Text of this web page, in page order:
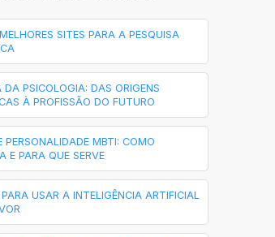
SITES PARA A PESQUISA
DA PSICOLOGIA: DAS ORIGENS
À PROFISSÃO DO FUTURO
PERSONALIDADE MBTI: COMO
E PARA QUE SERVE
USAR A INTELIGÊNCIA ARTIFICIAL